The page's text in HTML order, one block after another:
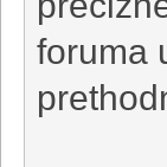
foruma